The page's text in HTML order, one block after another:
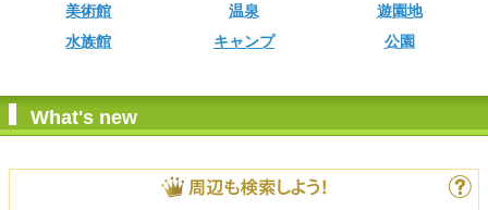
美術館 温泉
遊園地
水族館
キャンプ 公園
What's new